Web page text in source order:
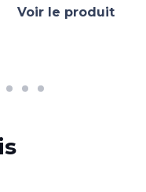
Voir le produit